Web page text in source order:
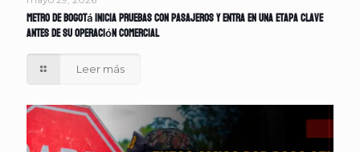
Metro de Bogotá inicia pruebas con pasajeros y entra en una etapa clave
antes de su operación comercial
Leer más